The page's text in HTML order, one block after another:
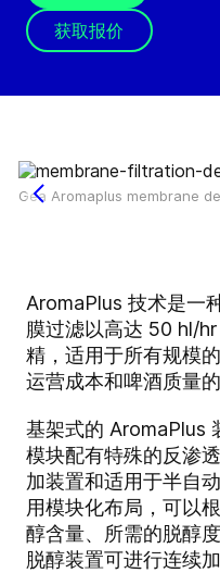
获取报价
Gea Aromaplus membrane
AromaPlus 技术是一
膜过滤以高达 50 hl/
精，适用于所有规模
运营成本和啤酒质量
基架式的 AromaPlus
模块配有特殊的反渗
加装置和适用于半自
用模块化布局，可以
醇含量、所需的脱醇
脱醇装置可进行连续